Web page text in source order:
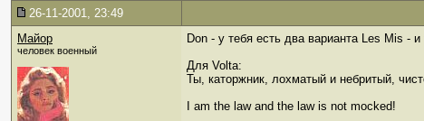
26-11-2001, 23:49
Майор
человек военный
Don - у тебя есть два варианта Les Mis -
Для Volta:
Ты, каторжник, лохматый и небритый,
I am the law and the law is not mocked!